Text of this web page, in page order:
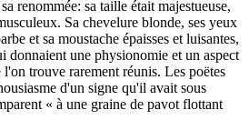
renommée: sa taille était majestueuse,
Sa chevelure blonde, ses yeux
et sa moustache épaisses et luisantes,
donnaient une physionomie et un aspect
trouve rarement réunis. Les poëtes
d'un signe qu'il avait sous
« à une graine de pavot flottant